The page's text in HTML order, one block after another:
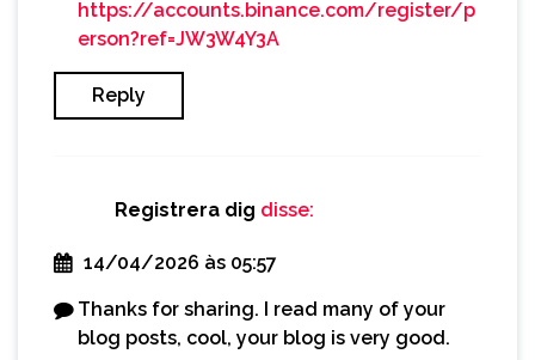
https://accounts.binance.com/register/p
erson?ref=JW3W4Y3A
Reply
Registrera dig disse:
14/04/2026 às 05:57
Thanks for sharing. I read many of your
blog posts, cool, your blog is very good.